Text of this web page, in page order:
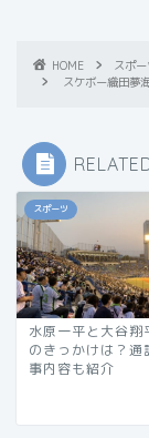
HOME
スポー
スケボー織田夢
スポーツ
水原一平と大谷翔
のきっかけは？通
事内容も紹介